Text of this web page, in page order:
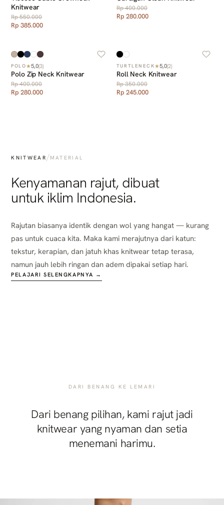
Knitwear
Rp 550.000
Rp 385.000
Rp 400.000
Rp 280.000
POLO★5,0(3)
Polo Zip Neck Knitwear
Rp 400.000
Rp 280.000
TURTLENECK★5,0(2)
Roll Neck Knitwear
Rp 350.000
Rp 245.000
KNITWEAR /MATERIAL
Kenyamanan rajut, dibuat
untuk iklim Indonesia.
Rajutan biasanya identik dengan wol yang hangat — kurang
pas untuk cuaca kita. Maka kami merajutnya dari katun:
tekstur, kerapian, dan jatuh khas knitwear tetap terasa,
namun jauh lebih ringan dan adem dipakai setiap hari.
PELAJARI SELENGKAPNYA →
DARI BENANG KE LEMARI
Dari benang pilihan, kami rajut jadi
knitwear yang nyaman dan setia
menemani harimu.